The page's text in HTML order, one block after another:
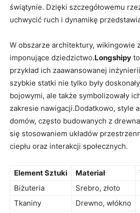
świątynie. Dzięki szczegółowemu
uchwycić ruch i dynamikę
W obszarze architektury, wikingowie
imponujące dziedzictwo.Longshipy
przykład ich zaawansowanej
szybkie statki nie tylko były
bojowymi, ale także symbolizowały
zakresie nawigacji.Dodatkowo, style
domów, często budowanych z
się stosowaniem układów
ciepłu oraz interakcji społecznych.
Element Sztuki Materiał
Biżuteria
Srebro, złoto
Tkaniny
Drewno, włókno